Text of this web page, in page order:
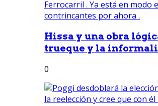
Hissa y una obra
trueque y la
0